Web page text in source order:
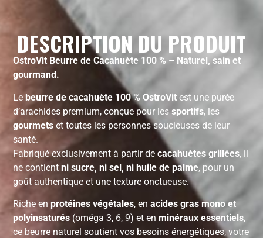
DESCRIPTION DU PRODUIT
OstroVit Beurre de Cacahuète 100 % – Naturel, sain et
gourmand.
Lebeurre de cacahuète 100 % OstroVit est une purée
d’arachides premium, conçue pour lessportifs, les
gourmets et toutes les personnes soucieuses de leur
santé.
Fabriqué exclusivement à partir decacahuètes grillées, il
ne contientni sucre, ni sel, ni huile de palme, pour un
goût authentique et une texture onctueuse.
Riche enprotéines végétales, enacides gras mono et
polyinsaturés (oméga 3, 6, 9) et enminéraux essentiels,
ce beurre naturel soutient vos besoins énergétiques, votre